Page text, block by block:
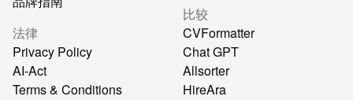
法律
Privacy Policy
AI-Act
Terms & Conditions
比较
CVFormatter
Chat GPT
Allsorter
HireAra